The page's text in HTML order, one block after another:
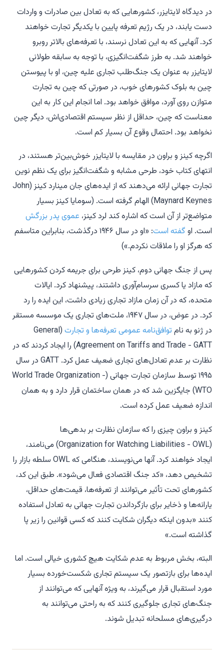
در دیدگاه لایتایزر، کشورهایی که به تعادل بین صادرات و واردات
دست یابند، در یک رژیم تعرفه پایین با یکدیگر تجارت خواهند
کرد. آنهایی که به این تعادل نرسند، با تعرفه‌های بالاتر روبرو
خواهند شد. به طرز شگفت‌انگیزی، با توجه به سابقه طولانی
لایتایزر به عنوان یک جنگ‌طلب تجاری علیه چین، او با پیوستن
چین به بلوک کشورهای خوب، در صورتی که چین به تجارت
متوازن روی آورد، موافق خواهد بود. اما انجام این کار به این
معناست که چین، حداقل از نظر سیستم اقتصادی‌اش، دیگر چین
نخواهد بود. احتمال وقوع آن بسیار کم است.
اگرچه کینز و براون در مقایسه با لایتایزر خوش‌بین‌تر هستند، در
انتهای کتاب خود، طرحی مشابه و شگفت‌انگیز برای یک نظم نوین
تجارت جهانی ارائه می‌دهند که از ایده‌های جان مینارد کینز (John
Maynard Keynes) الهام گرفته است. (سومایا کینز بسیار
متواضع‌تر از آن است که اشاره کند لرد کینز، عموی پدر بزرگش
است. او گفته است
: «او در سال ۱۹۴۶ درگذشت، بنابراین متاسفم
که هرگز او را ملاقات نکردم.»)
پس از جنگ جهانی دوم، کینز طرحی برای جریمه کردن کشورهایی
که مازاد یا کسری سرسام‌آوری داشتند، پیشنهاد کرد. ایالات
متحده، که در آن زمان مازاد تجاری زیادی داشت، این ایده را رد
کرد. در عوض، در سال ۱۹۴۷، ملت‌های تجاری یک موسسه مستقر
در ژنو به نام توافق‌نامه عمومی تعرفه‌ها و تجارت (General
Agreement on Tariffs and Trade - GATT) را ایجاد کردند که در
نظارت بر عدم تعادل‌های تجاری ضعیف عمل کرد. GATT در سال
۱۹۹۵ توسط سازمان تجارت جهانی (World Trade Organization -
WTO) جایگزین شد که در همان ساختمان قرار دارد و به همان
اندازه ضعیف عمل کرده است.
کینز و براون چیزی را که سازمان نظارت بر بدهی‌ها
(Organization for Watching Liabilities - OWL) می‌نامند،
ایجاد خواهند کرد. آنها می‌نویسند، هنگامی که OWL سلطه بازار را
تشخیص دهد، «کد جنگ اقتصادی فعال می‌شود». طبق این کد،
کشورهای تحت تأثیر می‌توانند از تعرفه‌ها، قیمت‌های حداقل،
یارانه‌ها و ذخایر برای بازگرداندن تجارت جهانی به تعادل استفاده
کنند «بدون اینکه دیگران شکایت کنند که کسی قوانین را زیر پا
گذاشته است.»
البته، بخش مربوط به عدم شکایت هیچ کشوری خیالی است. اما
ایده‌ها برای بازتصور یک سیستم تجاری شکست‌خورده بسیار
مورد استقبال قرار می‌گیرند، به ویژه آنهایی که می‌توانند از
جنگ‌های تجاری جلوگیری کنند که به راحتی می‌توانند به
درگیری‌های مسلحانه تبدیل شوند.